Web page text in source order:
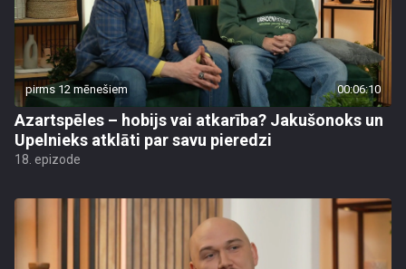
pirms 12 mēnešiem 00:06:10
Azartspēles – hobijs vai atkarība? Jakušonoks un
Upelnieks atklāti par savu pieredzi
18. epizode